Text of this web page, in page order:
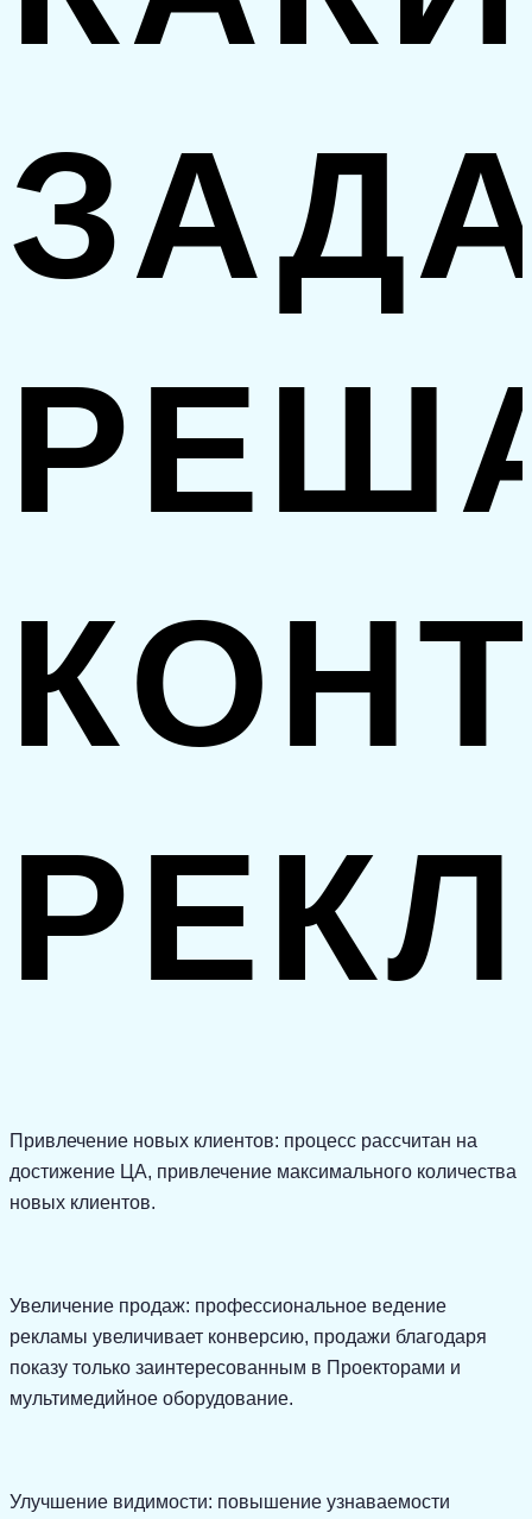
Привлечение новых клиентов: процесс рассчитан на
достижение ЦА, привлечение максимального количества
новых клиентов.
Увеличение продаж: профессиональное ведение
рекламы увеличивает конверсию, продажи благодаря
показу только заинтересованным в Проекторами и
мультимедийное оборудование.
Улучшение видимости: повышение узнаваемости